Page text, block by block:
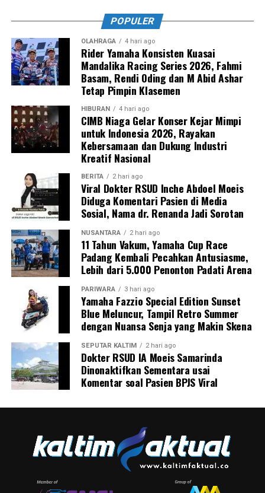
POPULER
OLAHRAGA 4 hari ago
Rider Yamaha Konsisten Kuasai
Mandalika Racing Series 2026, Fahmi
Basam, Rendi Oding dan M Abid Ashar
Tetap Pimpin Klasemen
HIBURAN 4 hari ago
CIMB Niaga Gelar Konser Kejar Mimpi
untuk Indonesia 2026, Rayakan
Kebersamaan dan Dukung Industri
Kreatif Nasional
BERITA 2 hari ago
Viral Dokter RSUD Inche Abdoel Moeis
Diduga Komentari Pasien di Media
Sosial, Nama dr. Renanda Jadi Sorotan
NUSANTARA 2 hari ago
11 Tahun Vakum, Yamaha Cup Race
Padang Kembali Pecahkan Antusiasme,
Lebih dari 5.000 Penonton Padati Arena
PARIWARA 3 hari ago
Yamaha Fazzio Special Edition Sunset
Blue Meluncur, Tampil Retro Summer
dengan Nuansa Senja yang Makin Skena
SEPUTAR KALTIM 2 hari ago
Dokter RSUD IA Moeis Samarinda
Dinonaktifkan Sementara usai
Komentar soal Pasien BPJS Viral